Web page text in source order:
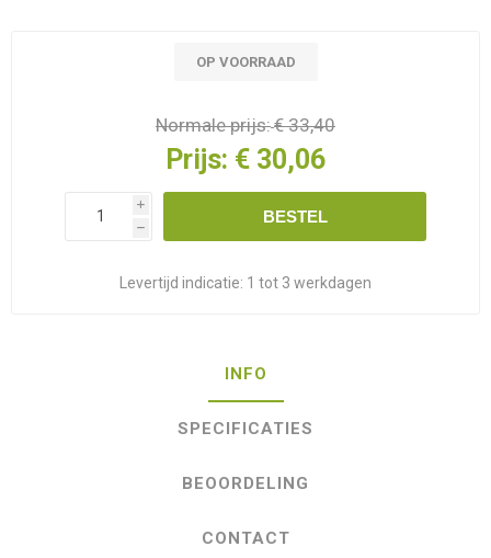
OP VOORRAAD
Normale prijs:€ 33,40
Prijs: € 30,06
i
h
BESTEL
Levertijd indicatie: 1 tot 3 werkdagen
INFO
SPECIFICATIES
BEOORDELING
CONTACT